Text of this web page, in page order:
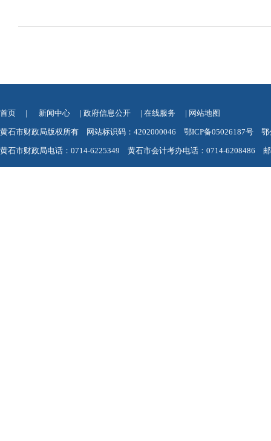
首页 | 新闻中心 | 政府信息公开 | 在线服务 | 网站地图
黄石市财政局版权所有 网站标识码：4202000046 鄂ICP备05026187号 鄂
黄石市财政局电话：0714-6225349 黄石市会计考办电话：0714-6208486